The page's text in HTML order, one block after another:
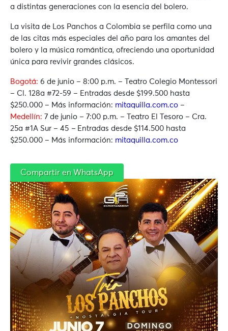
a distintas generaciones con la esencia del bolero.
La visita de Los Panchos a Colombia se perfila como una
de las citas más especiales del año para los amantes del
bolero y la música romántica, ofreciendo una oportunidad
única para revivir grandes clásicos.
Bogotá: 6 de junio – 8:00 p.m. – Teatro Colegio Montessori
– Cl. 128a #72-59 – Entradas desde $199.500 hasta
$250.000 – Más información: mitaquilla.com.co –
Medellín: 7 de junio – 7:00 p.m. – Teatro El Tesoro – Cra.
25a #1A Sur – 45 – Entradas desde $114.500 hasta
$250.000 – Más información: mitaquilla.com.co
Compartir en WhatsApp